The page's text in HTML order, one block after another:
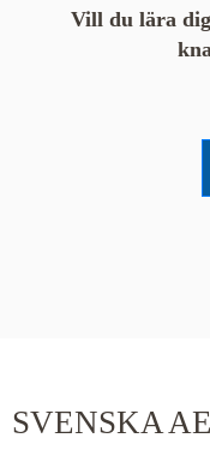
Vill du lära
SVENSKA